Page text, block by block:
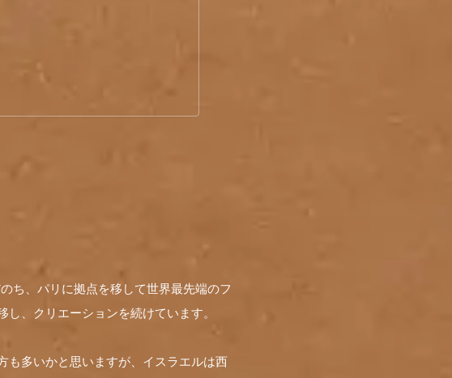
ち、パリに拠点を移して世界最先端のフ
、クリエーションを続けています。
も多いかと思いますが、イスラエルは西